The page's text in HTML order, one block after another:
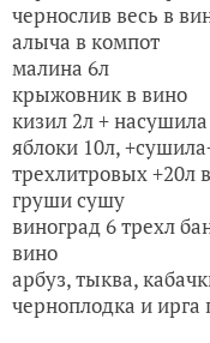
чернослив весь в
алыча в компот
малина 6л
крыжовник в вино
кизил 2л + насушила
яблоки 10л,
трехлитровых +20л
груши сушу
виноград 6 трехл
вино
арбуз, тыква,
черноплодка и ирга